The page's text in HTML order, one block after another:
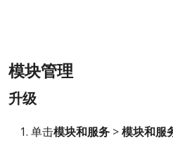
模块管理
升级
单击模块和服务 >模块和服